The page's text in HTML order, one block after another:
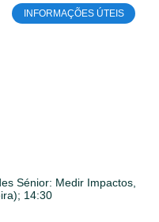
INFORMAÇÕES ÚTEIS
Sénior: Medir Impactos,
14:30